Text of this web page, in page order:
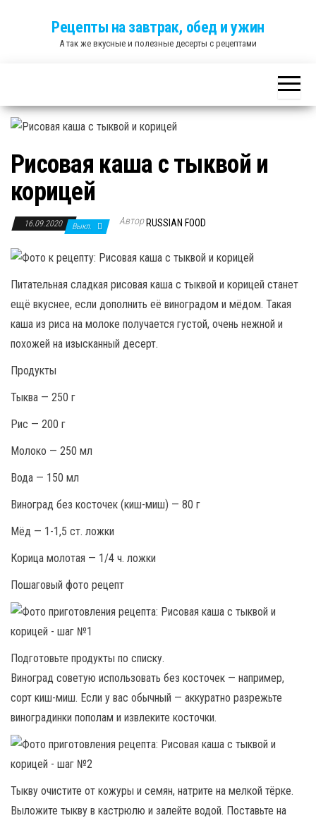
Рецепты на завтрак, обед и ужин
А так же вкусные и полезные десерты с рецептами
Рисовая каша с тыквой и
корицей
16.09.2020 Выкл. Автор RUSSIAN FOOD
Питательная сладкая рисовая каша с тыквой и корицей станет
ещё вкуснее, если дополнить её виноградом и мёдом. Такая
каша из риса на молоке получается густой, очень нежной и
похожей на изысканный десерт.
Продукты
Тыква — 250 г
Рис — 200 г
Молоко — 250 мл
Вода — 150 мл
Виноград без косточек (киш-миш) — 80 г
Мёд — 1-1,5 ст. ложки
Корица молотая — 1/4 ч. ложки
Пошаговый фото рецепт
Подготовьте продукты по списку.
Виноград советую использовать без косточек — например,
сорт киш-миш. Если у вас обычный — аккуратно разрежьте
виноградинки пополам и извлеките косточки.
Тыкву очистите от кожуры и семян, натрите на мелкой тёрке.
Выложите тыкву в кастрюлю и залейте водой. Поставьте на